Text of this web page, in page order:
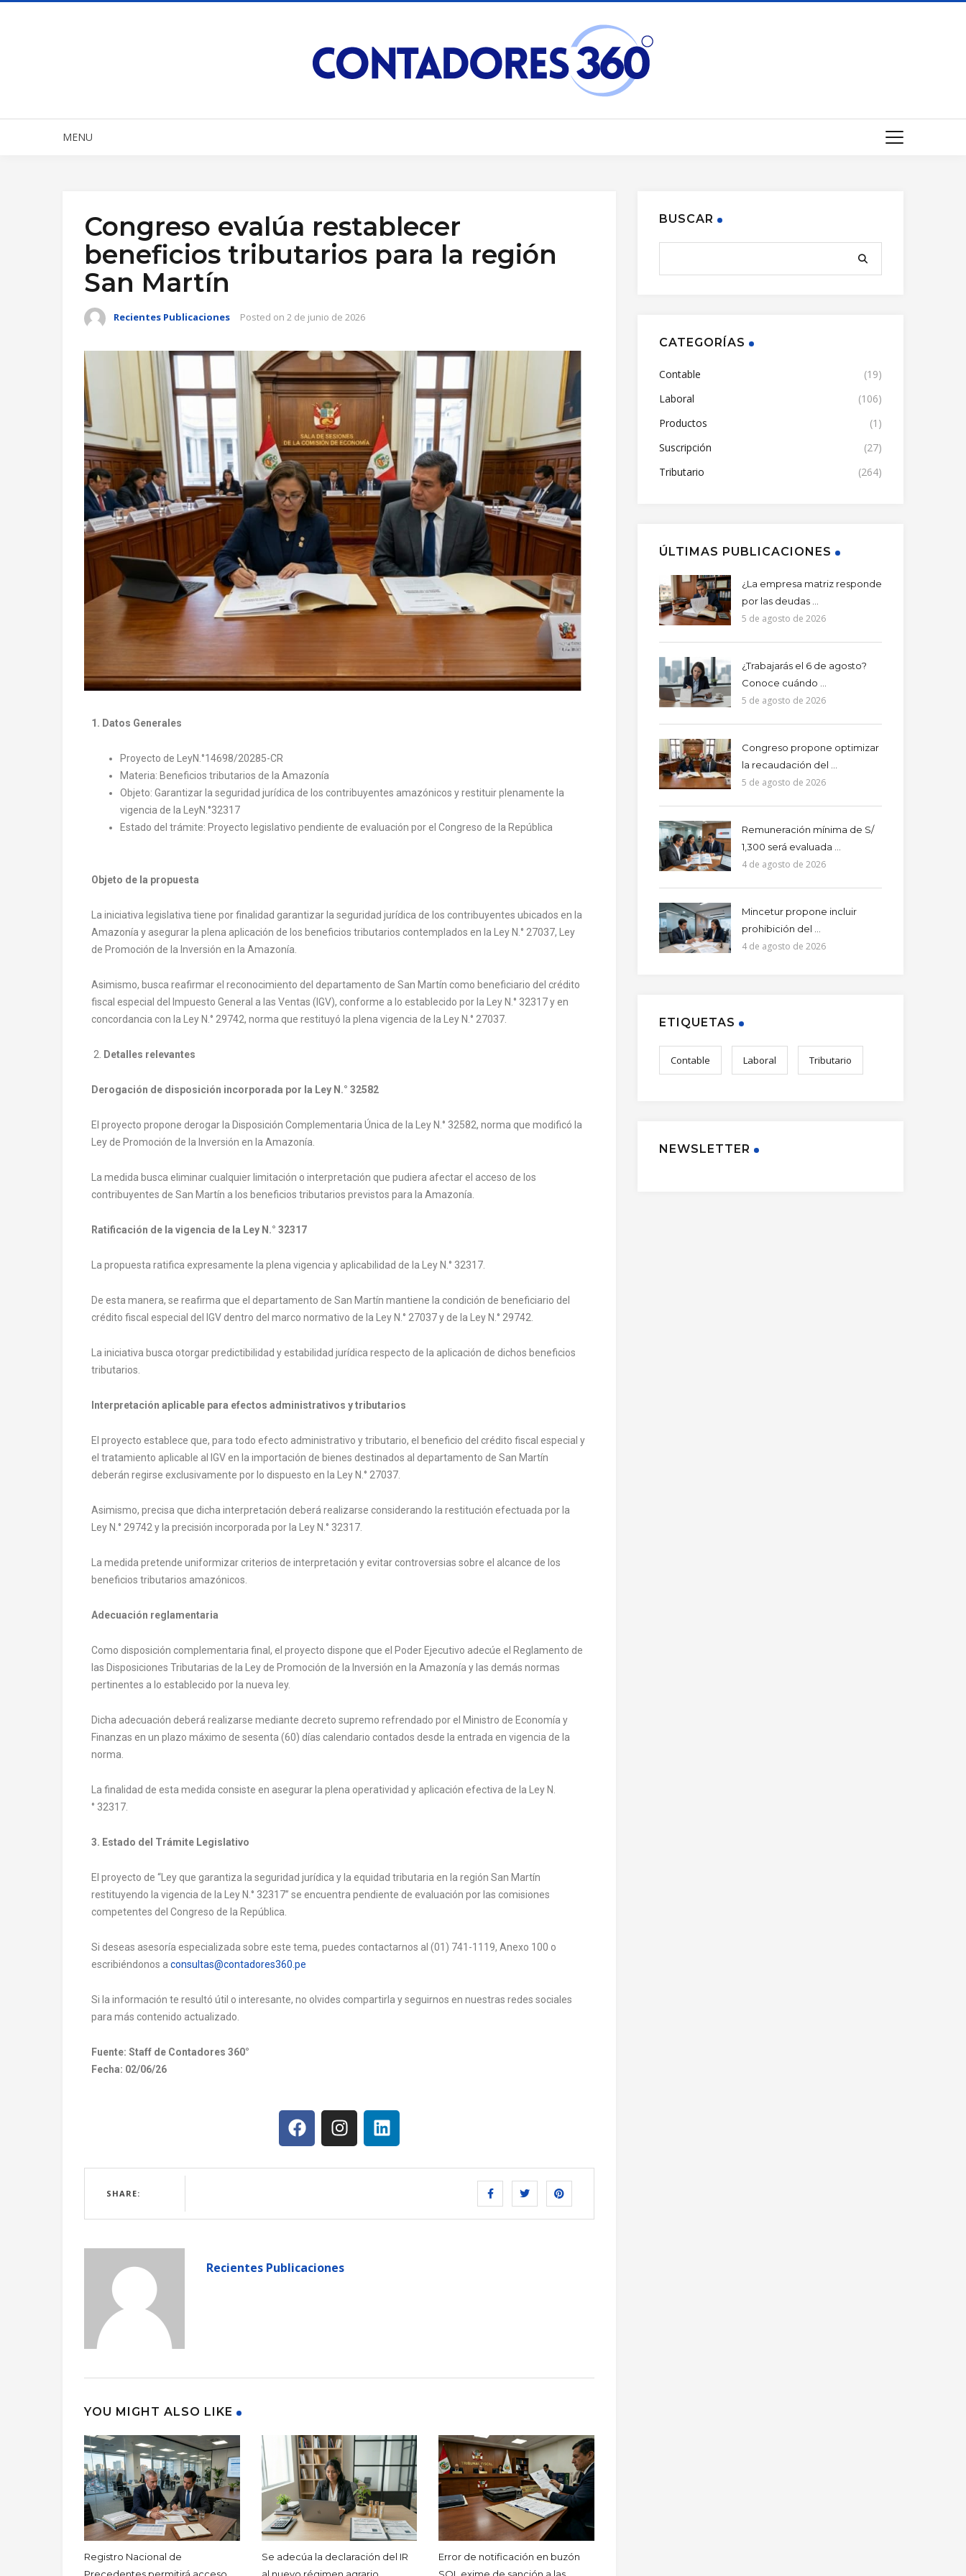
MENU
Congreso evalúa restablecer
beneficios tributarios para la región
San Martín
Recientes Publicaciones Posted on 2 de junio de 2026
1. Datos Generales
Proyecto de LeyN.°14698/20285-CR
Materia: Beneficios tributarios de la Amazonía
Objeto: Garantizar la seguridad jurídica de los contribuyentes amazónicos y restituir plenamente la
vigencia de la LeyN.°32317
Estado del trámite: Proyecto legislativo pendiente de evaluación por el Congreso de la República
Objeto de la propuesta
La iniciativa legislativa tiene por finalidad garantizar la seguridad jurídica de los contribuyentes ubicados en la
Amazonía y asegurar la plena aplicación de los beneficios tributarios contemplados en la Ley N.° 27037, Ley
de Promoción de la Inversión en la Amazonía.
Asimismo, busca reafirmar el reconocimiento del departamento de San Martín como beneficiario del crédito
fiscal especial del Impuesto General a las Ventas (IGV), conforme a lo establecido por la Ley N.° 32317 y en
concordancia con la Ley N.° 29742, norma que restituyó la plena vigencia de la Ley N.° 27037.
2. Detalles relevantes
Derogación de disposición incorporada por la Ley N.° 32582
El proyecto propone derogar la Disposición Complementaria Única de la Ley N.° 32582, norma que modificó la
Ley de Promoción de la Inversión en la Amazonía.
La medida busca eliminar cualquier limitación o interpretación que pudiera afectar el acceso de los
contribuyentes de San Martín a los beneficios tributarios previstos para la Amazonía.
Ratificación de la vigencia de la Ley N.° 32317
La propuesta ratifica expresamente la plena vigencia y aplicabilidad de la Ley N.° 32317.
De esta manera, se reafirma que el departamento de San Martín mantiene la condición de beneficiario del
crédito fiscal especial del IGV dentro del marco normativo de la Ley N.° 27037 y de la Ley N.° 29742.
La iniciativa busca otorgar predictibilidad y estabilidad jurídica respecto de la aplicación de dichos beneficios
tributarios.
Interpretación aplicable para efectos administrativos y tributarios
El proyecto establece que, para todo efecto administrativo y tributario, el beneficio del crédito fiscal especial y
el tratamiento aplicable al IGV en la importación de bienes destinados al departamento de San Martín
deberán regirse exclusivamente por lo dispuesto en la Ley N.° 27037.
Asimismo, precisa que dicha interpretación deberá realizarse considerando la restitución efectuada por la
Ley N.° 29742 y la precisión incorporada por la Ley N.° 32317.
La medida pretende uniformizar criterios de interpretación y evitar controversias sobre el alcance de los
beneficios tributarios amazónicos.
Adecuación reglamentaria
Como disposición complementaria final, el proyecto dispone que el Poder Ejecutivo adecúe el Reglamento de
las Disposiciones Tributarias de la Ley de Promoción de la Inversión en la Amazonía y las demás normas
pertinentes a lo establecido por la nueva ley.
Dicha adecuación deberá realizarse mediante decreto supremo refrendado por el Ministro de Economía y
Finanzas en un plazo máximo de sesenta (60) días calendario contados desde la entrada en vigencia de la
norma.
La finalidad de esta medida consiste en asegurar la plena operatividad y aplicación efectiva de la Ley N.
° 32317.
3. Estado del Trámite Legislativo
El proyecto de “Ley que garantiza la seguridad jurídica y la equidad tributaria en la región San Martín
restituyendo la vigencia de la Ley N.° 32317” se encuentra pendiente de evaluación por las comisiones
competentes del Congreso de la República.
Si deseas asesoría especializada sobre este tema, puedes contactarnos al (01) 741-1119, Anexo 100 o
escribiéndonos a consultas@contadores360.pe
Si la información te resultó útil o interesante, no olvides compartirla y seguirnos en nuestras redes sociales
para más contenido actualizado.
Fuente: Staff de Contadores 360°
Fecha: 02/06/26
SHARE:
Recientes Publicaciones
YOU MIGHT ALSO LIKE
Registro Nacional de
Se adecúa la declaración del IR
Error de notificación en buzón
BUSCAR
CATEGORÍAS
Contable
(19)
Laboral
(106)
Productos
(1)
Suscripción
(27)
Tributario
(264)
ÚLTIMAS PUBLICACIONES
¿La empresa matriz responde
por las deudas ...
5 de agosto de 2026
¿Trabajarás el 6 de agosto?
Conoce cuándo ...
5 de agosto de 2026
Congreso propone optimizar
la recaudación del ...
5 de agosto de 2026
Remuneración mínima de S/
1,300 será evaluada ...
4 de agosto de 2026
Mincetur propone incluir
prohibición del ...
4 de agosto de 2026
ETIQUETAS
Contable Laboral Tributario
NEWSLETTER